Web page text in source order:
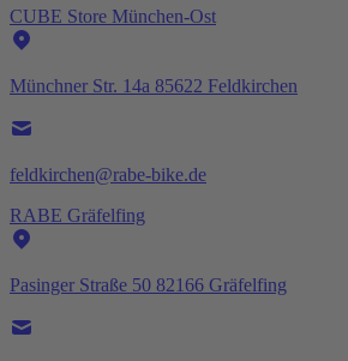
CUBE Store München-Ost
Münchner Str. 14a 85622 Feldkirchen
feldkirchen@rabe-bike.de
RABE Gräfelfing
Pasinger Straße 50 82166 Gräfelfing